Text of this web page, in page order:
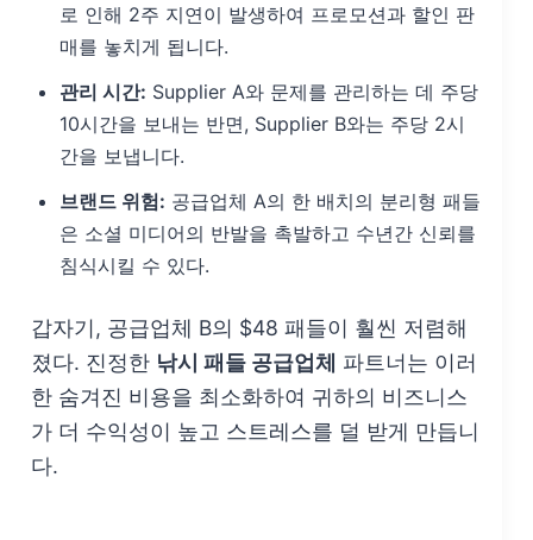
로 인해 2주 지연이 발생하여 프로모션과 할인 판
매를 놓치게 됩니다.
관리 시간: Supplier A와 문제를 관리하는 데 주당
10시간을 보내는 반면, Supplier B와는 주당 2시
간을 보냅니다.
브랜드 위험: 공급업체 A의 한 배치의 분리형 패들
은 소셜 미디어의 반발을 촉발하고 수년간 신뢰를
침식시킬 수 있다.
갑자기, 공급업체 B의 $48 패들이 훨씬 저렴해
졌다. 진정한 낚시 패들 공급업체 파트너는 이러
한 숨겨진 비용을 최소화하여 귀하의 비즈니스
가 더 수익성이 높고 스트레스를 덜 받게 만듭니
다.